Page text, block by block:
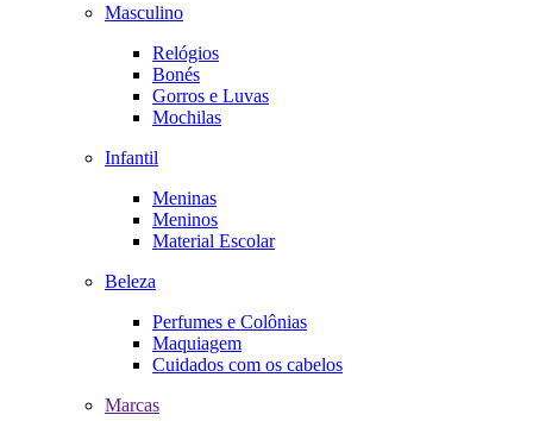
Masculino
Relógios
Bonés
Gorros e Luvas
Mochilas
Infantil
Meninas
Meninos
Material Escolar
Beleza
Perfumes e Colônias
Maquiagem
Cuidados com os cabelos
Marcas